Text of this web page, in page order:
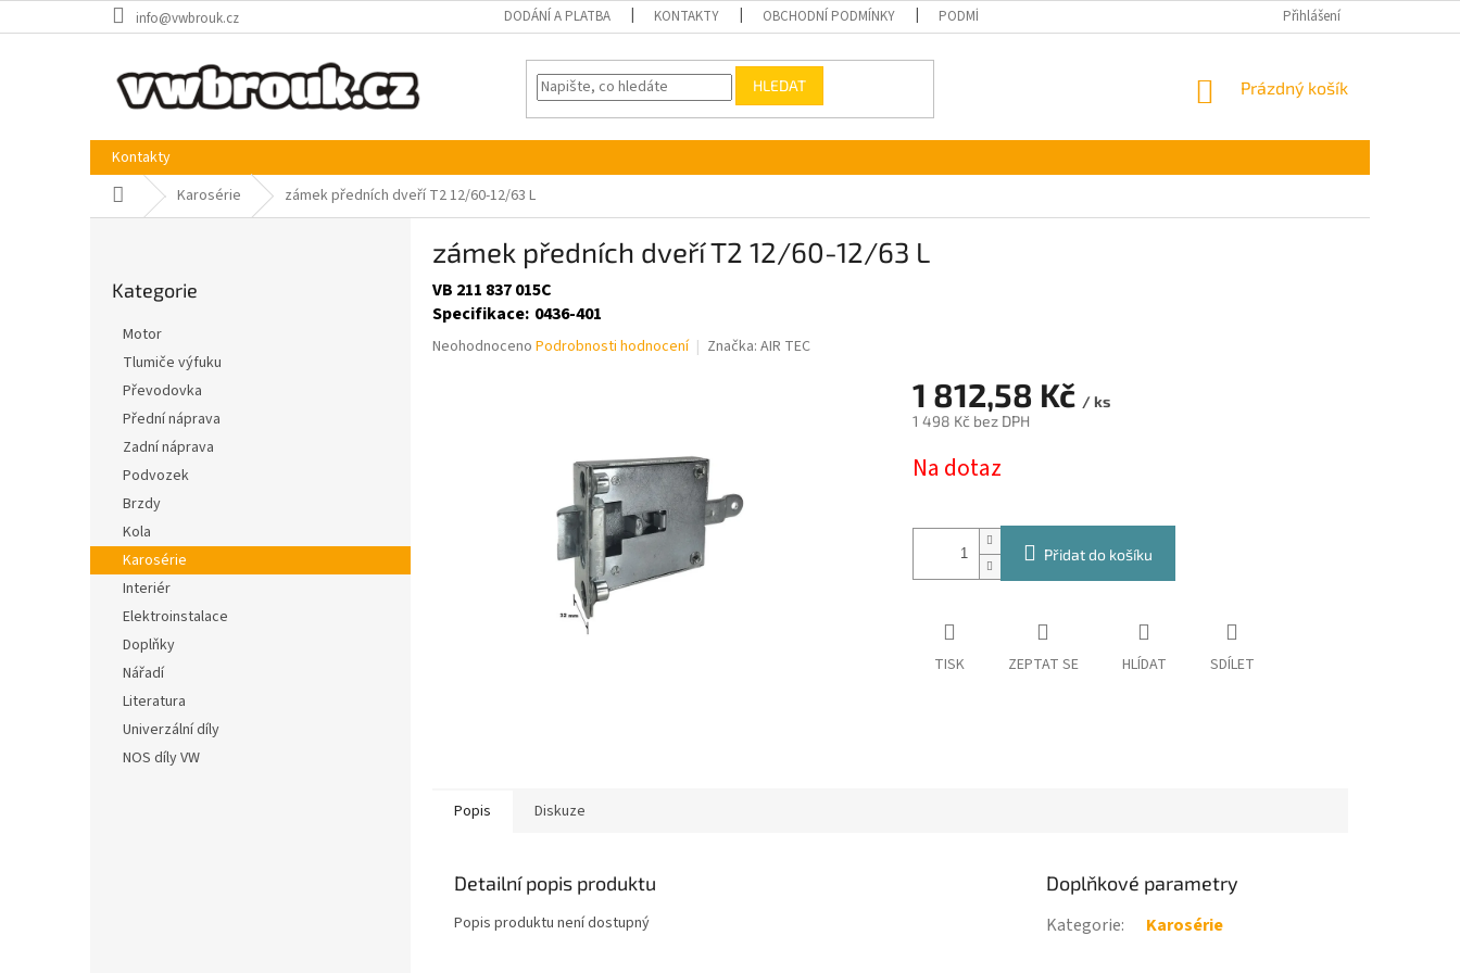
na
info@vwbrouk.cz DODÁNÍ A PLATBA KONTAKTY OBCHODNÍ PODMÍNKY PODMÍNKY OCHRANY OSOBNÍCH ÚDAJŮ Přihlášení
HLEDAT
NÁKUPNÍ
Prázdný košík
Kontakty
Domů Karosérie zámek předních dveří T2 12/60-12/63 L
l
kategorie
Kategorie
Motor
Tlumiče výfuku
Převodovka
Přední náprava
Zadní náprava
Podvozek
Brzdy
Kola
Karosérie
Interiér
Elektroinstalace
Doplňky
Nářadí
Literatura
Univerzální díly
NOS díly VW
zámek předních dveří T2 12/60-12/63 L
VB 211 837 015C
Specifikace: 0436-401
Průměrné
Neohodnoceno Podrobnosti hodnocení Značka: AIR TEC
1 812,58 Kč / ks
1 498 Kč bez DPH
cena:
Na dotaz
Přidat do košíku
TISK ZEPTAT SE HLÍDAT SDÍLET
Popis Diskuze
Detailní popis produktu
Popis produktu není dostupný
Doplňkové parametry
Kategorie: Karosérie